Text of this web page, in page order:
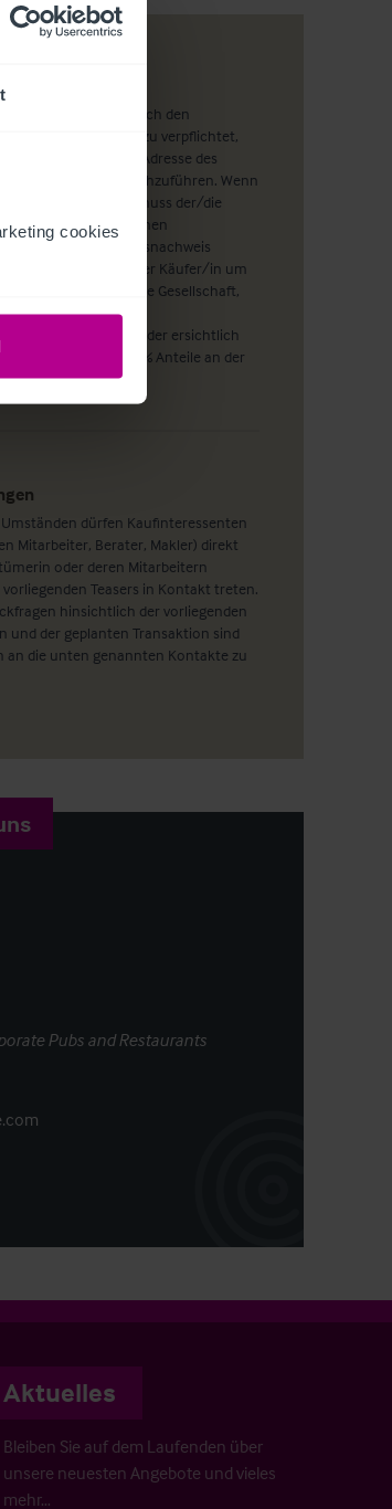
cookies
wissen, sind wir nach den
gesetzlich dazu verpflichtet,
der Identität und Adresse des
durchzuführen. Wenn
wurde, muss der/die
in mindestens einen
und einen Adressnachweis
es sich bei dem/der Käufer/in um
eingetragene Gesellschaft,
hinaus eine
Darstellung, aus der ersichtlich
mehr als 25 % Anteile an der
dürfen Kaufinteressenten
Mitarbeiter, Berater, Makler) direkt
oder deren Mitarbeitern
vorliegenden Teasers in Kontakt treten.
hinsichtlich der vorliegenden
und der geplanten Transaktion sind
an die unten genannten Kontakte zu
Pubs and Restaurants
Aktuelles
Bleiben Sie auf dem Laufenden über
unsere neuesten Angebote und vieles
mehr…